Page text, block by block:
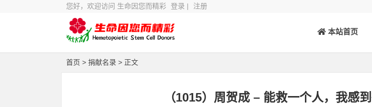
您好，欢迎访问 生命因您而精彩 登录 | 注册
本站首页
首页 > 捐献名录 > 正文
（1015）周贺成 – 能救一个人，我感